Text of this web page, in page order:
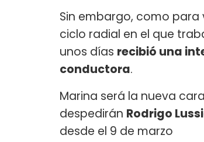
Sin embargo, como
ciclo radial en el que
unos días recibió una
conductora.
Marina será la nueva
despedirán Rodrigo
desde el 9 de marzo